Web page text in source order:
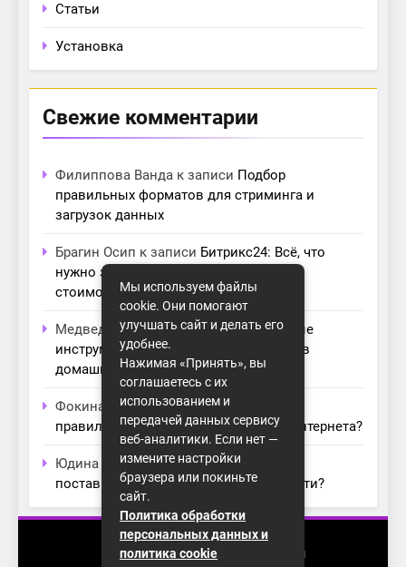
Статьи
Установка
Свежие комментарии
Филиппова Ванда к записи Подбор
правильных форматов для стриминга и
загрузок данных
Брагин Осип к записи Битрикс24: Всё, что
нужно знать о лицензиях, тарифах и
стоимости в компании Айтекс
Медведева Амалияк записиОсновные
инструменты для создания серверов в
домашних условиях
Фокина Невак записиКак выбрать
правильный модем для домашнего интернета?
Юдина Ивонак записиПроблемы с
поставщиками интернета: как их обойти?
2026 (с) https://homenet-spb.ru
Мы используем файлы
cookie. Они помогают
улучшать сайт и делать его
удобнее.
Нажимая «Принять», вы
соглашаетесь с их
использованием и
передачей данных сервису
веб-аналитики. Если нет —
измените настройки
браузера или покиньте
сайт.
Политика обработки
персональных данных и
политика cookie